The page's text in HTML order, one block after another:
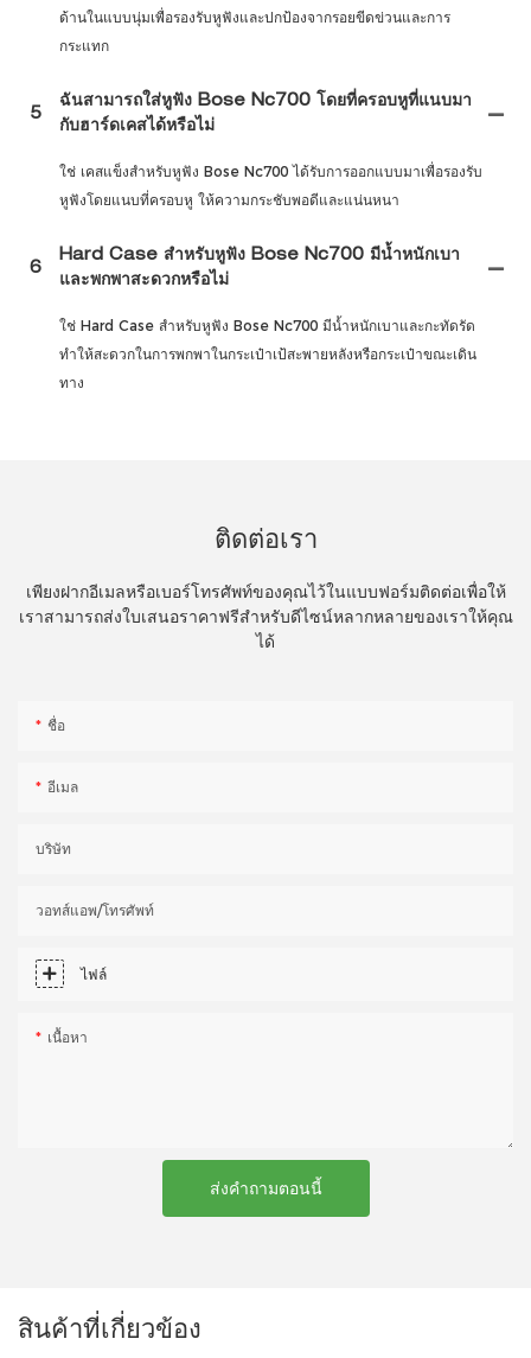
ด้านในแบบนุ่มเพื่อรองรับหูฟังและปกป้องจากรอยขีดข่วนและการ
กระแทก
5
ฉันสามารถใส่หูฟัง Bose Nc700 โดยที่ครอบหูที่แนบมา
กับฮาร์ดเคสได้หรือไม่
ใช่ เคสแข็งสำหรับหูฟัง Bose Nc700 ได้รับการออกแบบมาเพื่อรองรับ
หูฟังโดยแนบที่ครอบหู ให้ความกระชับพอดีและแน่นหนา
6
Hard Case สำหรับหูฟัง Bose Nc700 มีน้ำหนักเบา
และพกพาสะดวกหรือไม่
ใช่ Hard Case สำหรับหูฟัง Bose Nc700 มีน้ำหนักเบาและกะทัดรัด
ทำให้สะดวกในการพกพาในกระเป๋าเป้สะพายหลังหรือกระเป๋าขณะเดิน
ทาง
ติดต่อเรา
เพียงฝากอีเมลหรือเบอร์โทรศัพท์ของคุณไว้ในแบบฟอร์มติดต่อเพื่อให้
เราสามารถส่งใบเสนอราคาฟรีสำหรับดีไซน์หลากหลายของเราให้คุณ
ได้
ชื่อ
อีเมล
บริษัท
วอทส์แอพ/โทรศัพท์
ไฟล์
เนื้อหา
ส่งคำถามตอนนี้
สินค้าที่เกี่ยวข้อง